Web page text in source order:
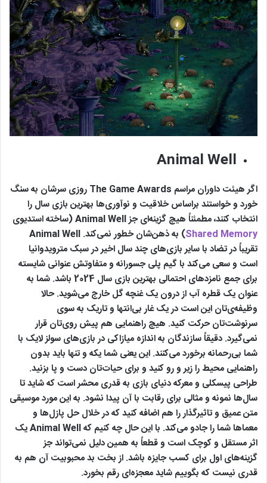
Animal Well
اگر هیئت داوران مراسم The Game Awards روزی سرشان به سنگ
خورد و خواستند براساس خلاقیت و نوآوری‌ها بهترین بازی سال را
انتخاب کنند، مطمئناً هیچ گزینه‌ای جز Animal Well (ساخته استدیوی
Shared Memory
) به ذهن‌شان خطور نمی‌کند. Animal Well
تقریباً در تضاد با سایر بازی‌های چند سال اخیر در سبک مترویدوانیا
است و سعی می‌کند با گیم پلی جسورانه و متفاوتش عنوانی شایسته
برای جمع نامزدهای احتمالی بهترین بازی سال 2024 باشد. شما به
عنوان یک قطره آب از درون یک غنچه گل خارج می‌شوید. حالا
وظیفه‌ی‌تان این است در یک غار بی‌انتها و تاریک به سوی
سرنوشت‌تان حرکت کنید. هیچ راهنمایی هم پیش روی‌تان قرار
نمی‌گیرد. دقیقاً سازندگان به اندازه میازاکی در بازی‌های سولز لایک با
شما بی‌رحمانه برخورد می‌کنند. این یعنی شما یکه و تنها باید بدون
راهنمایی محیط را زیر و رو کنید و برای حیات‌تان دست و پا بزنید.
طراحی پیسکلی و معرکه دنیای بازی به قدری محشر است که شاید تا
سال‌ها نمونه و مثالی برای رقابت با آن پیدا نشود. به این مورد موسیقی
متن عمیق و تاثیرگذار را هم اضافه کنید که در خلال حل پازل‌ها و
معماها شما را جادو می‌کند. با این حال چه کنیم که Animal Well یک
اثر مستقل و کوچک است و قطعاً به همین دلیل نمی‌تواند جز
گزینه‌های اول برای کسب جایزه باشد. از بخت بد محبوبیت آن هم به
قدری نیست که بگوییم شاید معجزه‌ای رقم بخورد.